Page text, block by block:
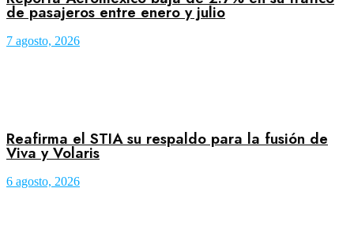
de pasajeros entre enero y julio
7 agosto, 2026
Reafirma el STIA su respaldo para la fusión de
Viva y Volaris
6 agosto, 2026